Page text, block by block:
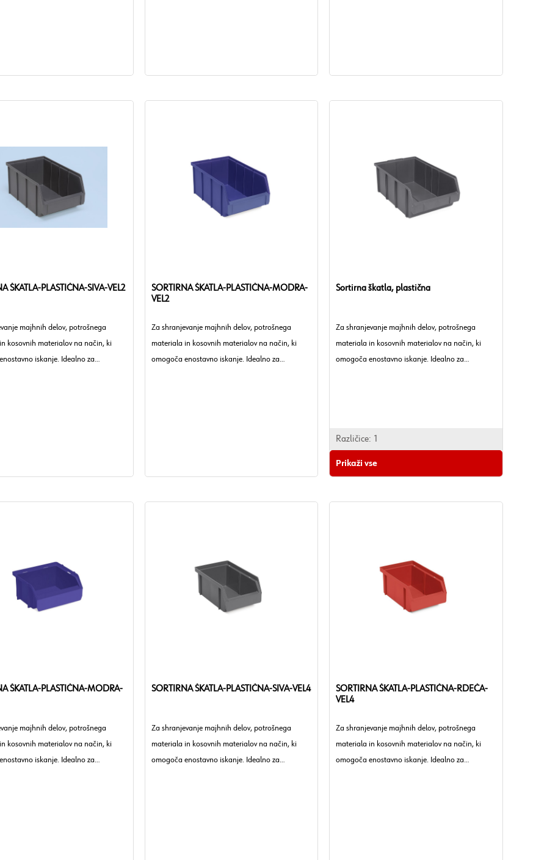
ŠKATLA-PLASTIČNA-SIVA-VEL2
majhnih delov, potrošnega
kosovnih materialov na način, ki
iskanje. Idealno za
SORTIRNA ŠKATLA-PLASTIČNA-MODRA-
VEL2
Za shranjevanje majhnih delov, potrošnega
materiala in kosovnih materialov na način, ki
omogoča enostavno iskanje. Idealno za
Sortirna škatla, plastična
Za shranjevanje majhnih delov, potrošnega
materiala in kosovnih materialov na način, ki
omogoča enostavno iskanje. Idealno za
Različice: 1
Prikaži vse
ŠKATLA-PLASTIČNA-MODRA-
majhnih delov, potrošnega
kosovnih materialov na način, ki
iskanje. Idealno za
SORTIRNA ŠKATLA-PLASTIČNA-SIVA-VEL4
Za shranjevanje majhnih delov, potrošnega
materiala in kosovnih materialov na način, ki
omogoča enostavno iskanje. Idealno za
SORTIRNA ŠKATLA-PLASTIČNA-RDEČA-
VEL4
Za shranjevanje majhnih delov, potrošnega
materiala in kosovnih materialov na način, ki
omogoča enostavno iskanje. Idealno za